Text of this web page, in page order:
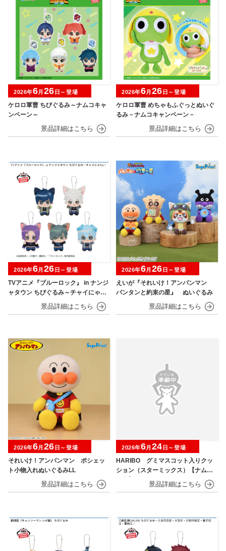
ケロロ軍曹 ちびぐるみ～ナムコキャ
ンペーン～
2026年6月 26 日～登場
ケロロ軍曹 めちゃもふぐっとぬいぐ
るみ－ナムコキャンペーン－
2026年6月 26 日～登場
TVアニメ『ブルーロック』 in ナンジ
ャタウン ちびぐるみ～チャイにゃFe
2026年6月 26 日～登場
えいが『それいけ！アンパンマン
パンタンと約束の星』 ぬいぐるみ
2026年6月 26 日～登場
それいけ！アンパンマン ポシェッ
ト小物入れぬいぐるみLL
2026年6月 26 日～登場
HARIBO グミマスコット入りクッ
ション（スターミックス）【ナムコ
2026年6月 24 日～登場